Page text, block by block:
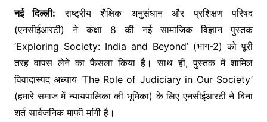
नई दिल्ली: राष्ट्रीय शैक्षिक अनुसंधान और प्रशिक्षण परिषद
(एनसीईआरटी) ने कक्षा 8 की नई सामाजिक विज्ञान पुस्तक
‘Exploring Society: India and Beyond’ (भाग-2) को पूरी
तरह वापस लेने का फैसला किया है। साथ ही, पुस्तक में शामिल
विवादास्पद अध्याय ‘The Role of Judiciary in Our Society’
(हमारे समाज में न्यायपालिका की भूमिका) के लिए एनसीईआरटी ने बिना
शर्त सार्वजनिक माफी मांगी है।